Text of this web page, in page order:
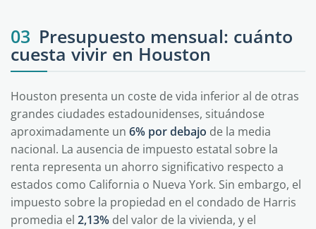
03 Presupuesto mensual: cuánto
cuesta vivir en Houston
Houston presenta un coste de vida inferior al de otras
grandes ciudades estadounidenses, situándose
aproximadamente un 6% por debajo de la media
nacional. La ausencia de impuesto estatal sobre la
renta representa un ahorro significativo respecto a
estados como California o Nueva York. Sin embargo, el
impuesto sobre la propiedad en el condado de Harris
promedia el 2,13% del valor de la vivienda, y el